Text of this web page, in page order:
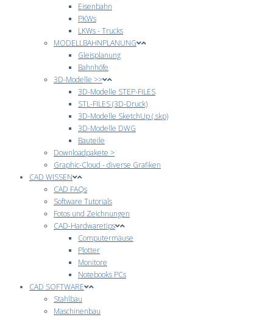
Eisenbahn
PKWs
LKWs - Trucks
MODELLBAHNPLANUNG
Gleisplanung
Bahnhöfe
3D-Modelle >>
3D-Modelle STEP-FILES
STL-FILES (3D-Druck)
3D-Modelle SketchUp (.skp)
3D-Modelle DWG
Bauteile
Downloadpakete >
Graphic-Cloud - diverse Grafiken
CAD WISSEN
CAD FAQs
Software Tutorials
Fotos und Zeichnungen
CAD-Hardwaretips
Computermäuse
Plotter
Monitore
Notebooks PCs
CAD SOFTWARE
Stahlbau
Maschinenbau